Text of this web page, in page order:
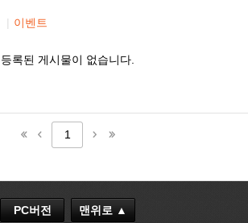
| 이벤트
등록된 게시물이 없습니다.
1
PC버전 맨위로 ▲